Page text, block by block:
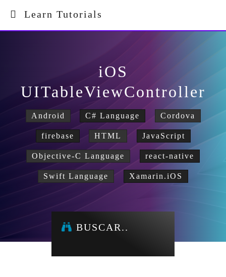
Learn Tutorials
iOS
UITableViewController
Android C# Language Cordova
firebase HTML JavaScript
Objective-C Language react-native
Swift Language Xamarin.iOS
BUSCAR..